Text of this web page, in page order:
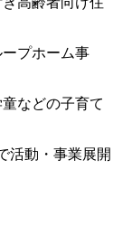
ム事
子育て
・事業展開